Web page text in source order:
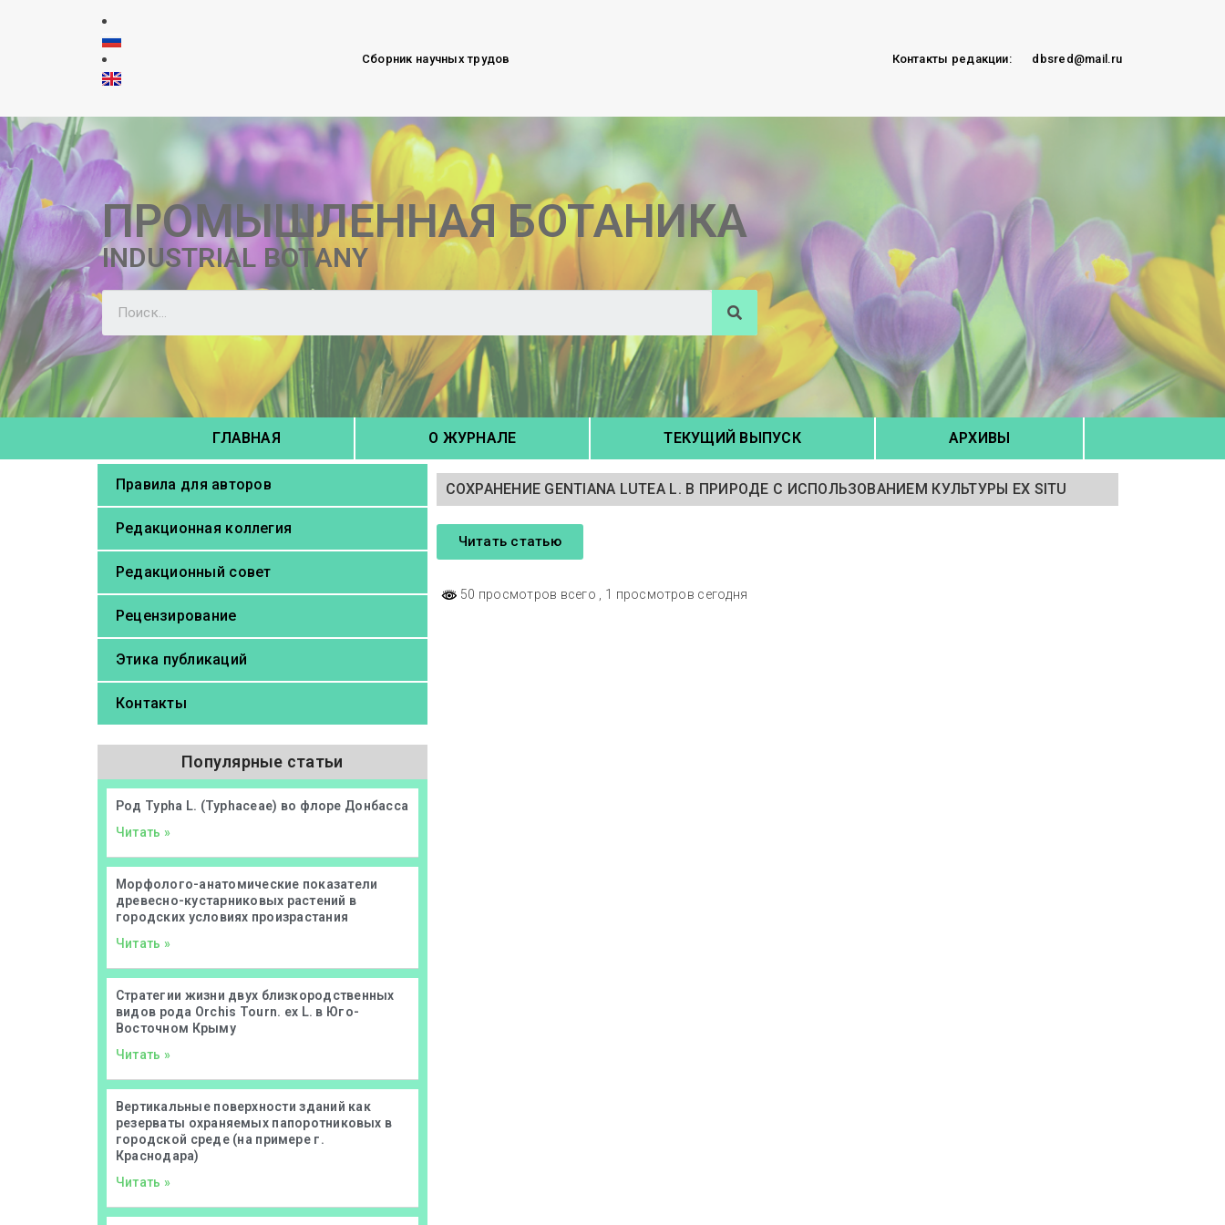
Сборник научных трудов Контакты редакции: dbsred@mail.ru
ПРОМЫШЛЕННАЯ БОТАНИКА
INDUSTRIAL BOTANY
ГЛАВНАЯ О ЖУРНАЛЕ ТЕКУЩИЙ ВЫПУСК АРХИВЫ
Правила для авторов
Редакционная коллегия
Редакционный совет
Рецензирование
Этика публикаций
Контакты
Популярные статьи
Род Typha L. (Typhaceae) во флоре Донбасса
Читать »
Морфолого-анатомические показатели
древесно-кустарниковых растений в
городских условиях произрастания
Читать »
Стратегии жизни двух близкородственных
видов рода Orchis Tourn. ex L. в Юго-
Восточном Крыму
Читать »
Вертикальные поверхности зданий как
резерваты охраняемых папоротниковых в
городской среде (на примере г.
Краснодара)
Читать »
СОХРАНЕНИЕ GENTIANA LUTEA L. В ПРИРОДЕ С ИСПОЛЬЗОВАНИЕМ КУЛЬТУРЫ EX SITU
Читать статью
50 просмотров всего , 1 просмотров сегодня